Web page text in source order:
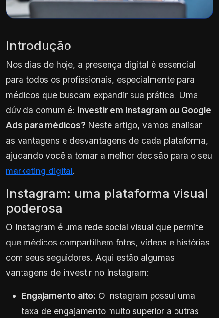
Introdução
Nos dias de hoje, a presença digital é essencial
para todos os profissionais, especialmente para
médicos que buscam expandir sua prática. Uma
dúvida comum é: investir em Instagram ou Google
Ads para médicos? Neste artigo, vamos analisar
as vantagens e desvantagens de cada plataforma,
ajudando você a tomar a melhor decisão para o seu
marketing digital.
Instagram: uma plataforma visual
poderosa
O Instagram é uma rede social visual que permite
que médicos compartilhem fotos, vídeos e histórias
com seus seguidores. Aqui estão algumas
vantagens de investir no Instagram:
Engajamento alto: O Instagram possui uma
taxa de engajamento muito superior a outras